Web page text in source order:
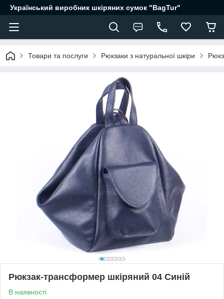
Український виробник шкіряних сумок "BagTur"
Товари та послуги Рюкзаки з натуральної шкіри
Рюкзак-трансформер шкіряний 04 Синій
В наявності